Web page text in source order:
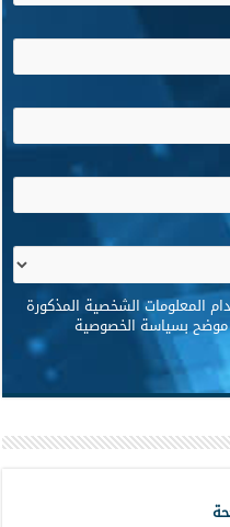
المعلومات الشخصية المذكورة
موضح بسياسة الخصوصية